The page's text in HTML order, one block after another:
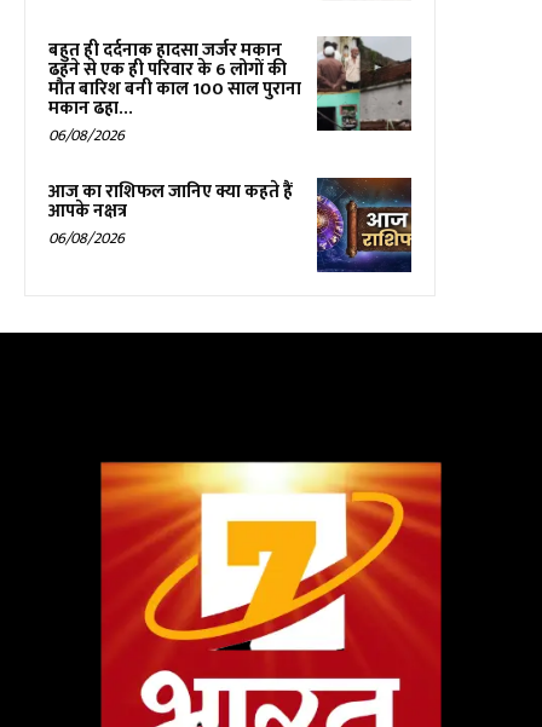
बहुत ही दर्दनाक हादसा जर्जर मकान
ढहने से एक ही परिवार के 6 लोगों की
मौत बारिश बनी काल 100 साल पुराना
मकान ढहा...
06/08/2026
आज का राशिफल जानिए क्या कहते हैं
आपके नक्षत्र
06/08/2026